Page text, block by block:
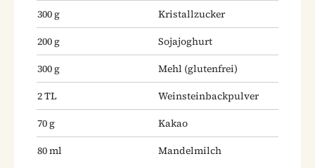
300g
Kristallzucker
200g
Sojajoghurt
300g Mehl (glutenfrei)
2TL
Weinsteinbackpulver
70g
Kakao
80ml Mandelmilch